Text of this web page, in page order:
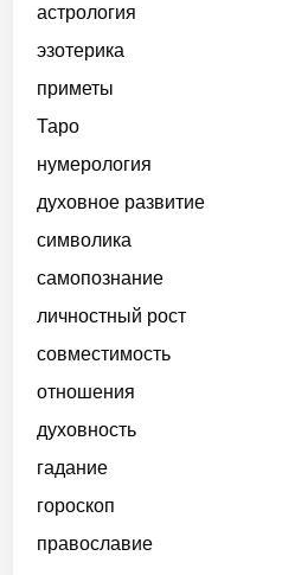
астрология
эзотерика
приметы
Таро
нумерология
духовное развитие
символика
самопознание
личностный рост
совместимость
отношения
духовность
гадание
гороскоп
православие